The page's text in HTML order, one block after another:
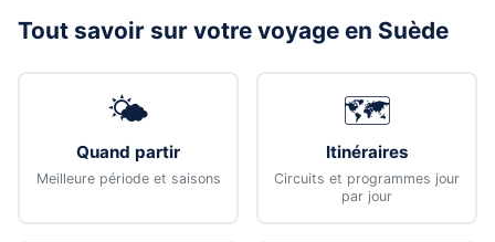
Tout savoir sur votre voyage en Suède
🌤️
Quand partir
Meilleure période et saisons
🗺️
Itinéraires
Circuits et programmes jour
par jour